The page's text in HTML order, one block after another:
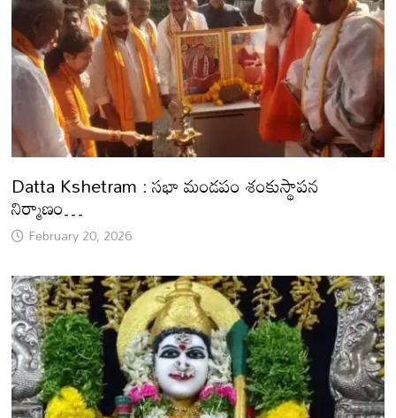
Datta Kshetram : సభా మండపం శంకుస్థాపన
నిర్మాణం…
February 20, 2026